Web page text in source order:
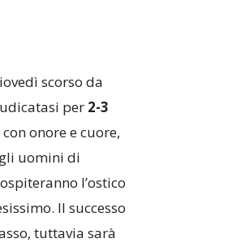
scorso da
per 2-3
onore e cuore,
uomini di
l’ostico
Il successo
tuttavia sarà